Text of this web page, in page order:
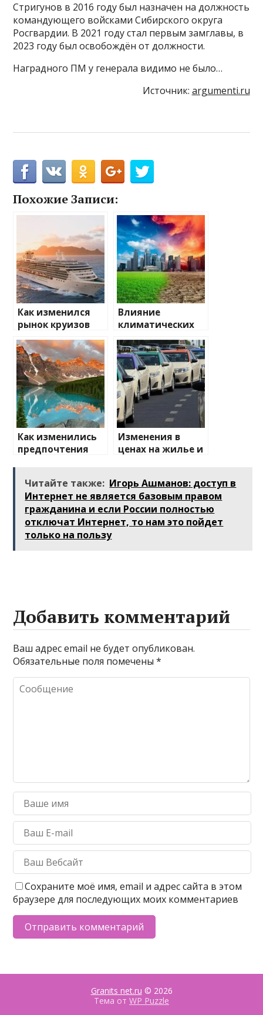
Стригунов в 2016 году был назначен на должность
командующего войсками Сибирского округа
Росгвардии. В 2021 году стал первым замглавы, в
2023 году был освобождён от должности.
Наградного ПМ у генерала видимо не было…
Источник: argumenti.ru
Похожие Записи:
Как изменился
рынок круизов
после пандемии
Влияние
климатических
изменений на
туристические
направления
Как изменились
предпочтения
Изменения в
ценах на жилье и
Читайте также: Игорь Ашманов: доступ в
Интернет не является базовым правом
гражданина и если России полностью
отключат Интернет, то нам это пойдет
только на пользу
Добавить комментарий
Ваш адрес email не будет опубликован.
Обязательные поля помечены*
Сохраните моё имя, email и адрес сайта в этом
браузере для последующих моих комментариев
Granits net.ru © 2026
Тема от WP Puzzle